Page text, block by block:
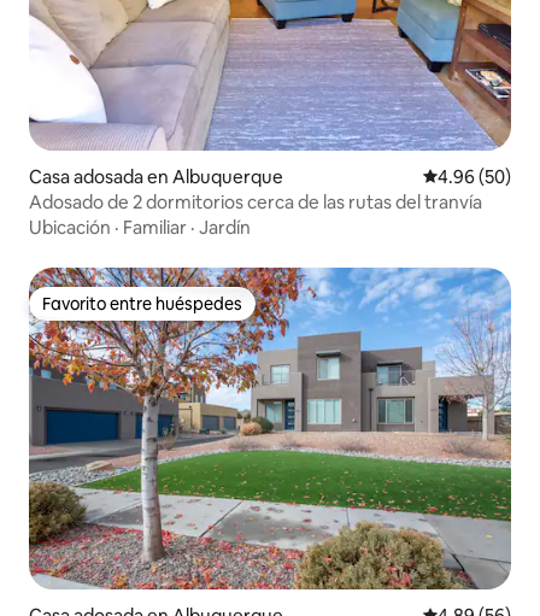
Casa adosada en Albuquerque Calificación
4.96 (50)
Adosado de 2 dormitorios cerca de las rutas del tranvía
Ubicación · Familiar · Jardín
Favorito entre huéspedes
Favorito entre huéspedes